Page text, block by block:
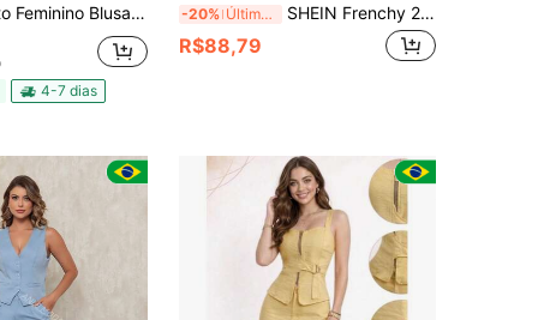
Marrant Moda Feminina Elegante Chique Simples Casual elegante Zíper Botão Bolso Férias
4-7 dias
-20% Últimos 3 dias SHEIN Frenchy 2 conjuntos de 2 peças casuais minimalistas de férias boêmias elegantes românticas vintage com estampa listrada cáqui, terno formal feminino, roupa de trabalho feminino, festival de música, roupa de praia, roupa de férias, roupa de verão feminino
R$88,79